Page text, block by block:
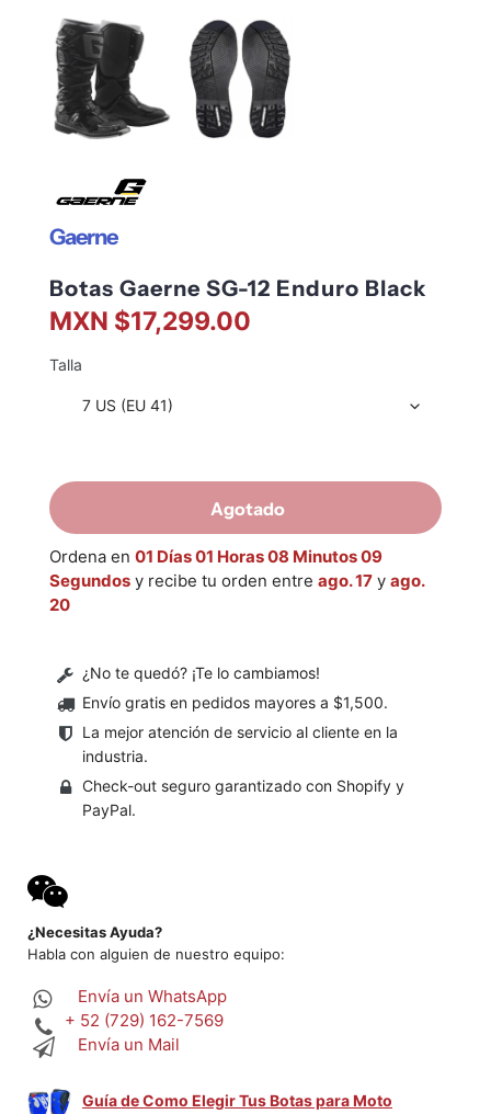
Gaerne
Botas Gaerne SG-12 Enduro Black
MXN $17,299.00
Talla
Agotado
Ordena en 01 Días 01 Horas 08 Minutos 08
Segundos y recibe tu orden entre ago. 17 y ago.
20
¿No te quedó? ¡Te lo cambiamos!
Envío gratis en pedidos mayores a $1,500.
La mejor atención de servicio al cliente en la
industria.
Check-out seguro garantizado con Shopify y
PayPal.
¿Necesitas Ayuda?
Habla con alguien de nuestro equipo:
Envía un WhatsApp
+ 52 (729) 162-7569
Envía un Mail
Guía de Como Elegir Tus Botas para Moto